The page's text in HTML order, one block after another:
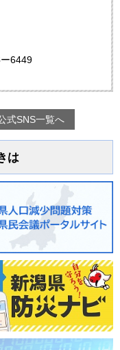
6449
式SNS一覧へ
は